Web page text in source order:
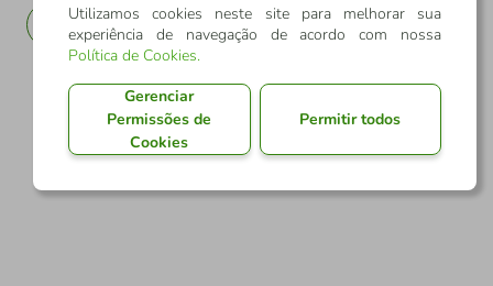
EN
Utilizamos cookies neste site para melhorar sua
experiência de navegação de acordo com nossa
Política de Cookies.
Gerenciar
Permissões de
Cookies
Permitir todos